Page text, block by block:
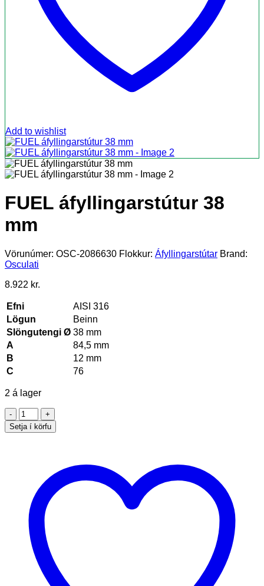
Add to wishlist
FUEL áfyllingarstútur 38
mm
Vörunúmer: OSC-2086630 Flokkur: Áfyllingarstútar Brand:
Osculati
8.922 kr.
Efni
AISI 316
Lögun
Beinn
Slöngutengi Ø 38 mm
A
84,5 mm
B
12 mm
C
76
2 á lager
FUEL
áfyllingarstútur
38
Setja í körfu